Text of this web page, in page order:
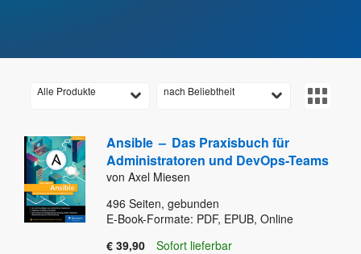
Alle Produkte nach Beliebtheit
Ansible – Das Praxisbuch für
Administratoren und DevOps-Teams
von Axel Miesen
496 Seiten, gebunden
E-Book-Formate: PDF, EPUB, Online
€ 39,90
Sofort lieferbar